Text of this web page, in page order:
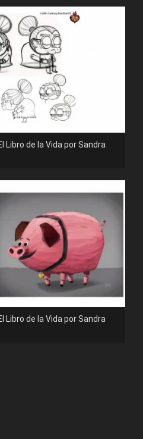
Libro de la Vida por Sandra
Libro de la Vida por Sandra